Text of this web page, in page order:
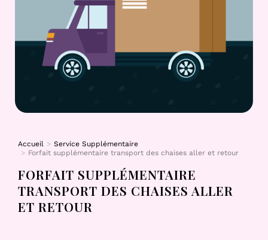
Vous êtes ici :
Accueil
Service Supplémentaire
Forfait supplémentaire transport des chaises aller et retour
FORFAIT SUPPLÉMENTAIRE
TRANSPORT DES CHAISES ALLER
ET RETOUR